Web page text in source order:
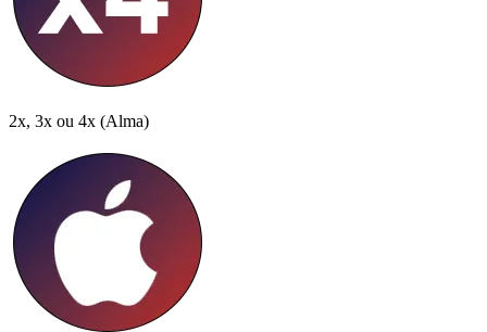
2x, 3x ou 4x (Alma)